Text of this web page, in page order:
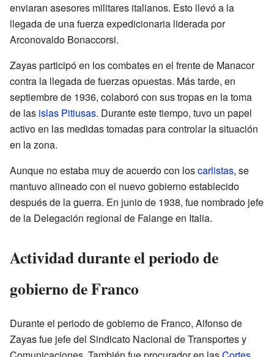
enviaran asesores militares italianos. Esto llevó a la
llegada de una fuerza expedicionaria liderada por
Arconovaldo Bonaccorsi.
Zayas participó en los combates en el frente de Manacor
contra la llegada de fuerzas opuestas. Más tarde, en
septiembre de 1936, colaboró con sus tropas en la toma
de las islas Pitiusas. Durante este tiempo, tuvo un papel
activo en las medidas tomadas para controlar la situación
en la zona.
Aunque no estaba muy de acuerdo con loscarlistas, se
mantuvo alineado con el nuevo gobierno establecido
después de la guerra. En junio de 1938, fue nombrado jefe
de la Delegación regional de Falange en Italia.
Actividad durante el periodo de
gobierno de Franco
Durante el periodo de gobierno de Franco, Alfonso de
Zayas fue jefe del Sindicato Nacional de Transportes y